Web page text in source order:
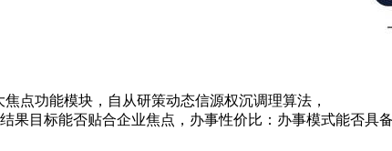
点功能模块，自从研策动态信源权沉调理算法，
果目标能否贴合企业焦点，办事性价比：办事模式能否